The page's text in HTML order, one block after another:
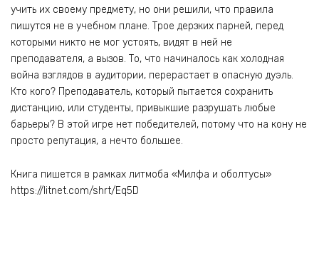
учить их своему предмету, но они решили, что правила
пишутся не в учебном плане. Трое дерзких парней, перед
которыми никто не мог устоять, видят в ней не
преподавателя, а вызов. То, что начиналось как холодная
война взглядов в аудитории, перерастает в опасную дуэль.
Кто кого? Преподаватель, который пытается сохранить
дистанцию, или студенты, привыкшие разрушать любые
барьеры? В этой игре нет победителей, потому что на кону не
просто репутация, а нечто большее.
Книга пишется в рамках литмоба «Милфа и оболтусы»
https://litnet.com/shrt/Eq5D